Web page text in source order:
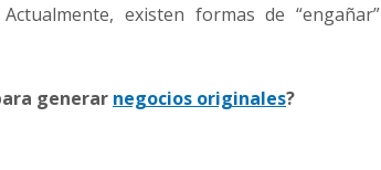
existen formas de “engañar”
generar negocios originales?